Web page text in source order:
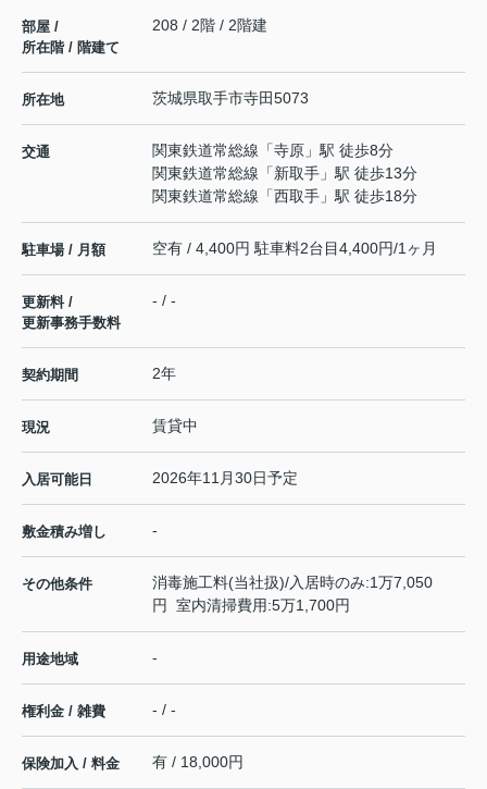
部屋 /
所在階 / 階建て
208 / 2階 / 2階建
所在地 茨城県取手市寺田5073
交通 関東鉄道常総線 「寺原 」駅 徒歩8分
関東鉄道常総線 「新取手 」駅 徒歩13分
関東鉄道常総線 「西取手 」駅 徒歩18分
駐車場 / 月額 空有 / 4,400円 駐車料2台目4,400円/1ヶ月
更新料 /
更新事務手数料
- / -
契約期間 2年
現況 賃貸中
入居可能日 2026年11月30日予定
敷金積み増し -
その他条件
消毒施工料(当社扱)/入居時のみ:1万7,050
円 室内清掃費用:5万1,700円
用途地域 -
権利金 / 雑費 - / -
保険加入 / 料金 有 / 18,000円